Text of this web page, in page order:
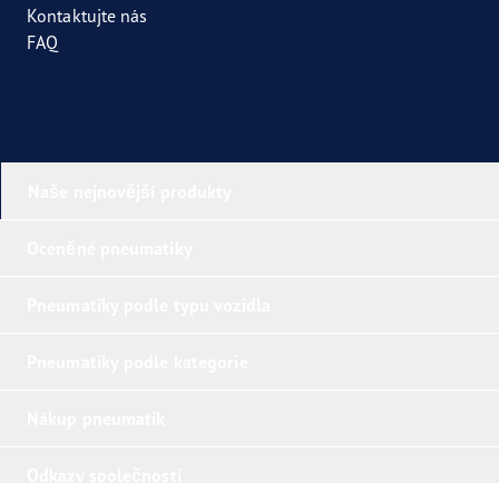
Kontaktujte nás
FAQ